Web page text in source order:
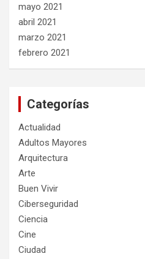
mayo 2021
abril 2021
marzo 2021
febrero 2021
Categorías
Actualidad
Adultos Mayores
Arquitectura
Arte
Buen Vivir
Ciberseguridad
Ciencia
Cine
Ciudad